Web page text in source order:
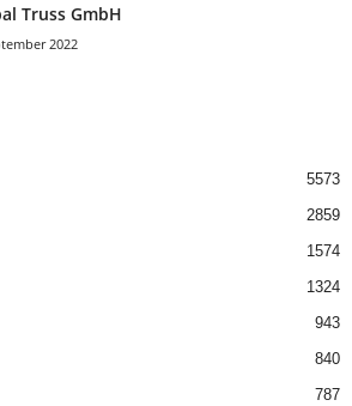
Truss GmbH
2022
5573
2859
1574
1324
943
840
787